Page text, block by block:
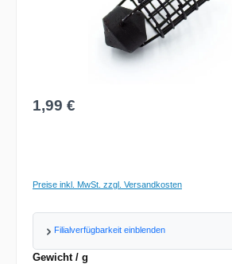
Regulärer Preis:
1,99 €
Preise inkl. MwSt. zzgl. Versandkosten
Filialverfügbarkeit einblenden
Gewicht / g